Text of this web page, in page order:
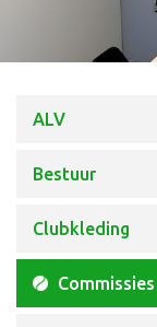
ALV
Bestuur
Clubkleding
Commissies